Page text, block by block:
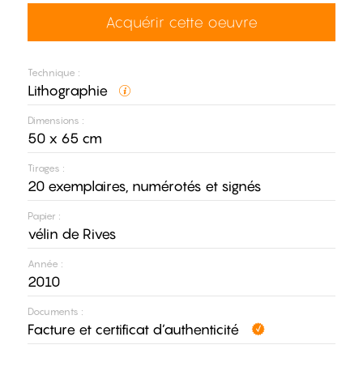
Technique :
Lithographie
Dimensions :
50 x 65 cm
Tirages :
20 exemplaires, numérotés et signés
Papier :
vélin de Rives
Année :
2010
Documents :
Facture et certificat d’authenticité
Acquérir cette oeuvre